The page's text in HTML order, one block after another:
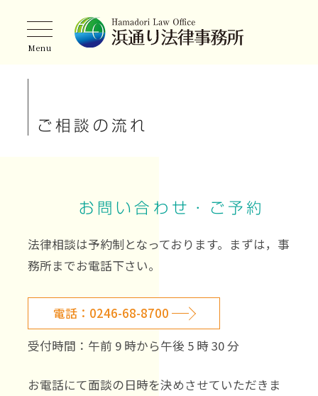
ご相談の流れ
お問い合わせ・ご予約
法律相談は予約制となっております。まずは，事
務所までお電話下さい。
電話：0246-68-8700
受付時間：午前 9 時から午後 5 時 30 分
お電話にて面談の日時を決めさせていただきま
弁護士ノート
取扱業務
ご相談の流れ
事務所案内